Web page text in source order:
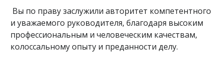
Вы по праву заслужили авторитет компетентного
и уважаемого руководителя, благодаря высоким
профессиональным и человеческим качествам,
колоссальному опыту и преданности делу.